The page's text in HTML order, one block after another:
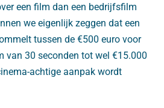
een film dan een bedrijfsfilm
we eigenlijk zeggen dat een
tussen de €500 euro voor
van 30 seconden tot wel €15.000
achtige aanpak wordt